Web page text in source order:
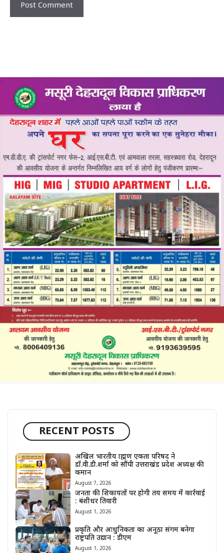
RECENT POSTS
अखिल भारतीय ब्राह्मण एकता परिषद ने
डॉ.वी.डी.शर्मा को सौंपी उत्तराखंड प्रदेश अध्यक्ष की
कमान
August 7, 2026
जनता की शिकायतों पर होगी तय समय में कार्रवाई
: बंशीधर तिवारी
August 1, 2026
प्रकृति और आधुनिकता का अनूठा संगम बनेगा
राष्ट्रपति उद्यान : डीएम
August 1, 2026